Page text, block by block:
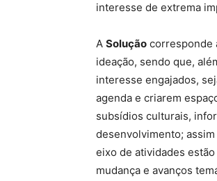
interesse de extrema
A Solução corresponde
ideação, sendo que,
interesse engajados,
agenda e criarem
subsídios culturais,
desenvolvimento;
eixo de atividades
mudança e avanços